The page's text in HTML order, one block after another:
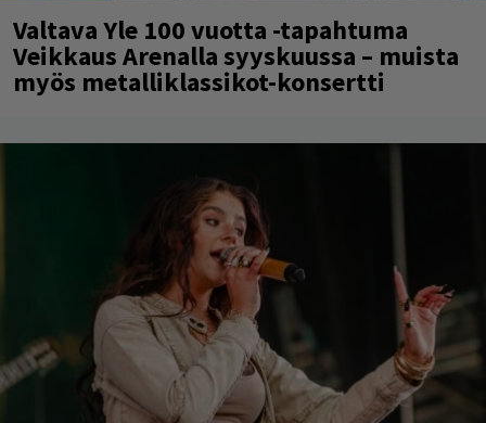
Valtava Yle 100 vuotta -tapahtuma
Veikkaus Arenalla syyskuussa – muista
myös metalliklassikot-konsertti